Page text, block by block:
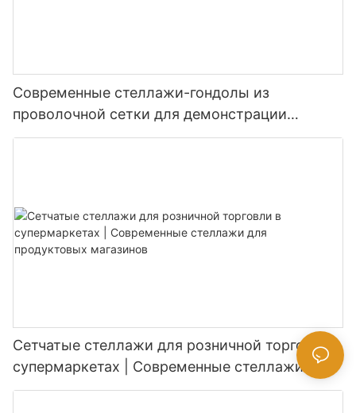
Современные стеллажи-гондолы из
проволочной сетки для демонстрации
товаров в супермаркетах.
Сетчатые стеллажи для розничной торговли в
супермаркетах | Современные стеллажи для
продуктовых магазинов